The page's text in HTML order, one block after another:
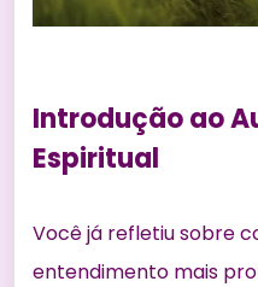
Introdução ao
Espiritual
Você já refletiu sobre
entendimento mais